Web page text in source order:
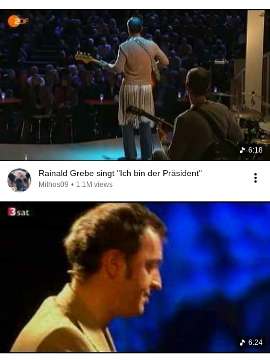
6:18
Rainald Grebe singt "Ich bin der Präsident"
Mithos09 • 1.1M views
6:24